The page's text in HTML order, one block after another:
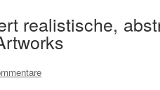
realistische,